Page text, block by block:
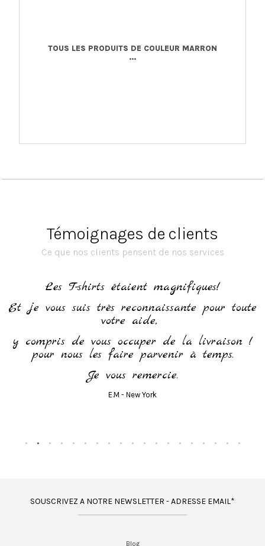
TOUS LES PRODUITS DE COULEUR MARRON
...
Témoignages de clients
Ce que nos clients pensent de nos services
Les T-shirts étaient magnifiques!
Et je vous suis très reconnaissante pour toute
votre aide,
y compris de vous occuper de la livraison !
pour nous les faire parvenir à temps.
Je vous remercie.
E.M - New York
SOUSCRIVEZ A NOTRE NEWSLETTER - ADRESSE EMAIL*
Blog